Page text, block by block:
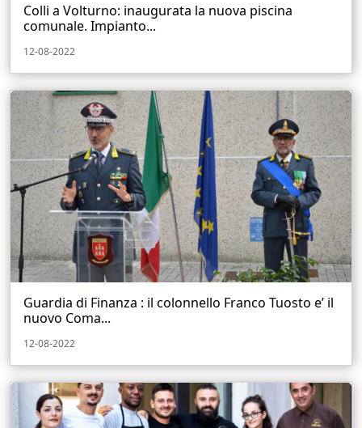
Colli a Volturno: inaugurata la nuova piscina
comunale. Impianto...
12-08-2022
Guardia di Finanza : il colonnello Franco Tuosto e’ il
nuovo Coma...
12-08-2022